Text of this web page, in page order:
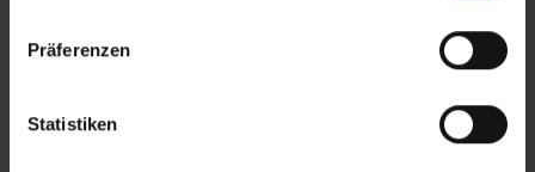
Präferenzen
Statistiken
wird. Seit dem 01.01.2024 fungiert diese Steuer
als sogenannte Abgabe zur Klimaresilienz.
Die Touristensteuer bemisst sich je nach